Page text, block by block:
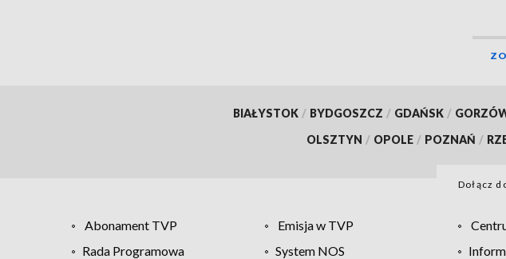
BIAŁYSTOK / BYDGOSZCZ / GDAŃSK /
OLSZTYN / OPOLE / POZNAŃ /
Dołącz
Abonament TVP Emisja w TVP
Rada Programowa
System NOS